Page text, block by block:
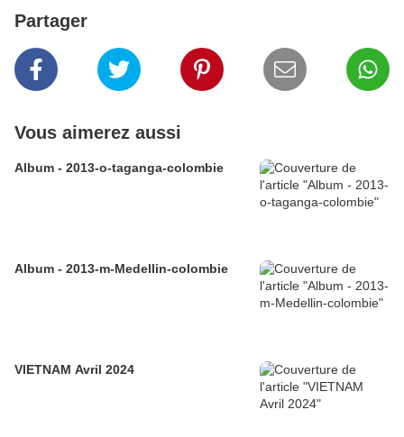
Partager
Vous aimerez aussi
Album - 2013-o-taganga-colombie
Album - 2013-m-Medellin-colombie
VIETNAM Avril 2024